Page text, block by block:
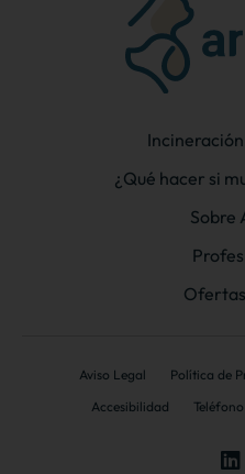
¿Qué hacer si
Sobre
Aviso Legal Política de
Accesibilidad